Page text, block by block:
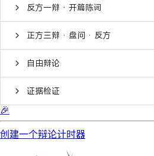
反方一辩 · 开篇陈词
正方三辩 · 盘问 · 反方
自由辩论
证据检证
🎉
创建一个辩论计时器